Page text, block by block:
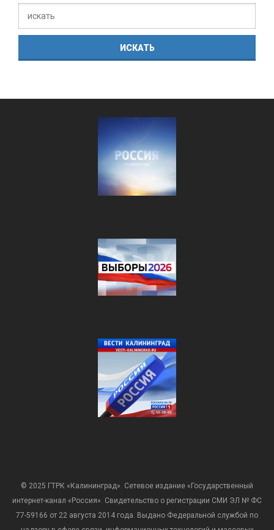
© 2025 ГТРК «Калининград». Сетевое издание «Государственный
интернет-канал «Россия». Свидетельство о регистрации СМИ ЭЛ № ФС
77-59166 от 22 августа 2014 года. Выдано Федеральной службой по